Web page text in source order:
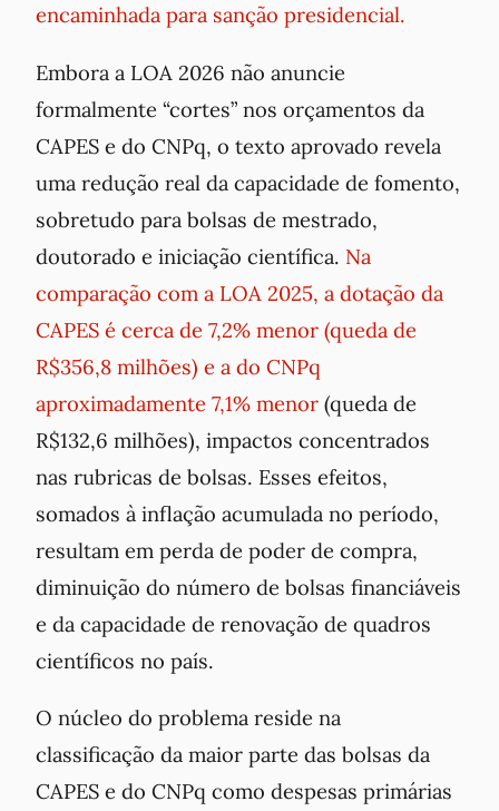
encaminhada para sanção presidencial.
Embora a LOA 2026 não anuncie
formalmente “cortes” nos orçamentos da
CAPES e do CNPq, o texto aprovado revela
uma redução real da capacidade de fomento,
sobretudo para bolsas de mestrado,
doutorado e iniciação científica. Na
comparação com a LOA 2025, a dotação da
CAPES é cerca de 7,2% menor (queda de
R$356,8 milhões) e a do CNPq
aproximadamente 7,1% menor (queda de
R$132,6 milhões), impactos concentrados
nas rubricas de bolsas. Esses efeitos,
somados à inflação acumulada no período,
resultam em perda de poder de compra,
diminuição do número de bolsas financiáveis
e da capacidade de renovação de quadros
científicos no país.
O núcleo do problema reside na
classificação da maior parte das bolsas da
CAPES e do CNPq como despesas primárias